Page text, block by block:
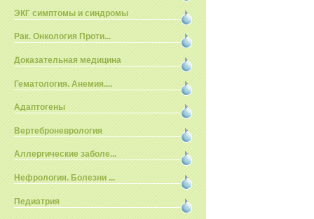
ЭКГ симптомы и синдромы
Рак. Онкология Проти...
Доказательная медицина
Гематология. Анемия....
Адаптогены
Вертеброневрология
Аллергические заболе...
Нефрология. Болезни ...
Педиатрия